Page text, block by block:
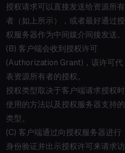
授权请求可以直接发送给资源所有
者（如上所示），或者最好通过授
权服务器作为中间媒介间接发送。
(B) 客户端会收到授权许可
(Authorization Grant)，该许可代
表资源所有者的授权。
授权类型取决于客户端请求授权时
使用的方法以及授权服务器支持的
类型。
(C) 客户端通过向授权服务器进行
身份验证并出示授权许可来请求访